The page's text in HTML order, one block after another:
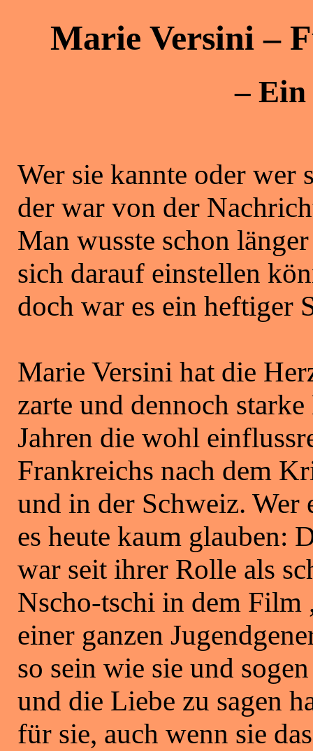
Marie Versini –
–
Wer sie kannte oder wer
der war von der
Man wusste schon
sich darauf einstellen
doch war es ein heftiger
Marie Versini hat die
zarte und dennoch
Jahren die wohl
Frankreichs nach dem
und in der Schweiz. Wer
es heute kaum glauben:
war seit ihrer Rolle als
Nscho-tschi in dem Film
einer ganzen
so sein wie sie und
und die Liebe zu sagen
für sie, auch wenn sie